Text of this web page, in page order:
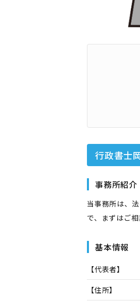
行政書士
事務所紹介
当事務所は、
で、まずはご相
基本情報
【代表者】
【住所】